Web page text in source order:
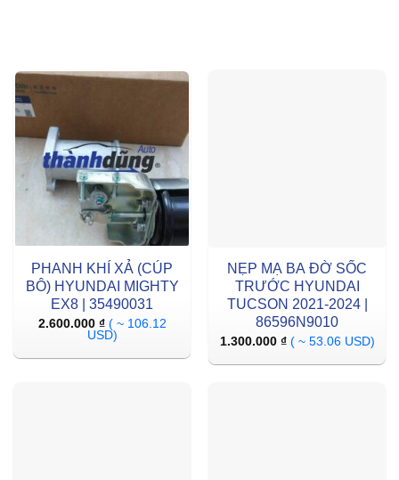
PHANH KHÍ XẢ (CÚP
BÔ) HYUNDAI MIGHTY
EX8 | 35490031
2.600.000 ₫ ( ~ 106.12
USD)
NẸP MẠ BA ĐỜ SỐC
TRƯỚC HYUNDAI
TUCSON 2021-2024 |
86596N9010
1.300.000 ₫ ( ~ 53.06 USD)